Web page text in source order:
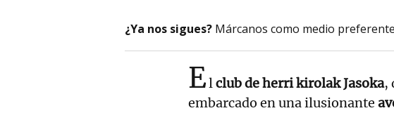
¿Ya nos sigues? Márcanos como medio preferente
Elclub de herri kirolak Jasoka,
embarcado en una ilusionante